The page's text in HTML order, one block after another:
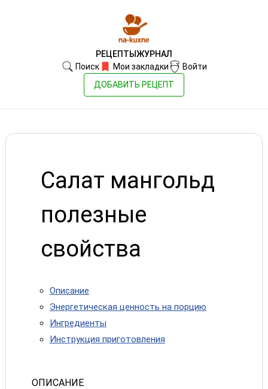
РЕЦЕПТЫ ЖУРНАЛ
Поиск
Мои закладки
Войти
ДОБАВИТЬ РЕЦЕПТ
Салат мангольд
полезные
свойства
Описание
Энергетическая ценность на порцию
Ингредиенты
Инструкция приготовления
ОПИСАНИЕ